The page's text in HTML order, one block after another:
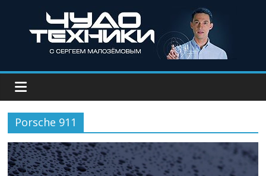
Porsche 911